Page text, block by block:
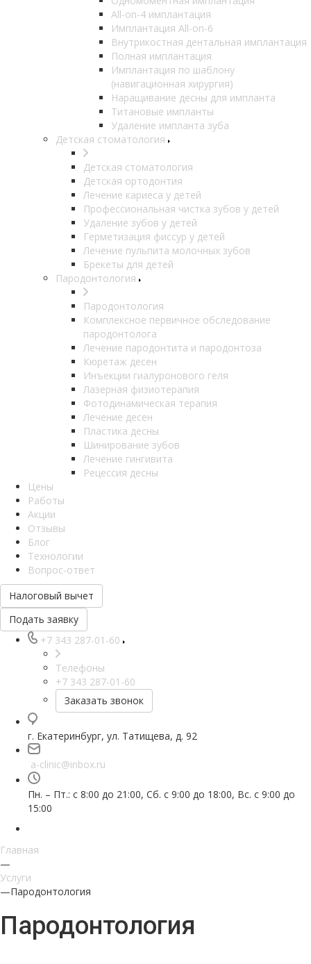
All-on-4 имплантация
Имплантация All-on-6
Внутрикостная дентальная имплантация
Полная имплантация
Имплантация по шаблону
(навигационная хирургия)
Наращивание десны для импланта
Титановые импланты
Удаление импланта зуба
Детская стоматология
Детская стоматология
Детская ортодонтия
Лечение кариеса у детей
Профессиональная чистка зубов у детей
Удаление зубов у детей
Герметизация фиссур у детей
Лечение пульпита молочных зубов
Брекеты для детей
Пародонтология
Пародонтология
Комплексное первичное обследование
пародонтолога
Лечение пародонтита и пародонтоза
Кюретаж десен
Инъекции гиалуронового геля
Лазерная физиотерапия
Фотодинамическая терапия
Лечение десен
Пластика десны
Шинирование зубов
Лечение гингивита
Рецессия десны
Цены
Работы
Акции
Отзывы
Блог
Технологии
Вопрос-ответ
Налоговый вычет
Подать заявку
+7 343 287-01-60
Телефоны
+7 343 287-01-60
Заказать звонок
г. Екатеринбург, ул. Татищева, д. 92
a-clinic@inbox.ru
Пн. – Пт.: с 8:00 до 21:00, Сб. с 9:00 до 18:00, Вс. с 9:00 до
15:00
Главная
—
Услуги
—Пародонтология
Пародонтология